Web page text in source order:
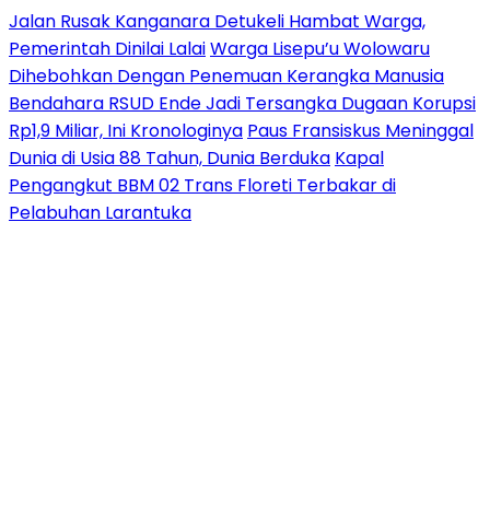
Jalan Rusak Kanganara Detukeli Hambat Warga,
Pemerintah Dinilai LalaiWarga Lisepu’u Wolowaru
Dihebohkan Dengan Penemuan Kerangka Manusia
Bendahara RSUD Ende Jadi Tersangka Dugaan Korupsi
Rp1,9 Miliar, Ini Kronologinya Paus Fransiskus Meninggal
Dunia di Usia 88 Tahun, Dunia Berduka Kapal
Pengangkut BBM 02 Trans Floreti Terbakar di
Pelabuhan Larantuka